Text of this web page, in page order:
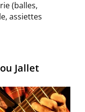
(balles,
assiettes
Jallet